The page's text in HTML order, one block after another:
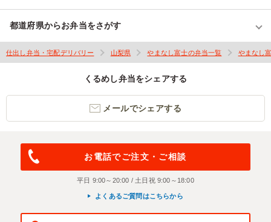
都道府県からお弁当をさがす
仕出し弁当・宅配デリバリー 山梨県 やまなし富士の弁当一覧 やまなし
くるめし弁当をシェアする
メールでシェアする
お電話でご注文・ご相談
平日 9:00～20:00 / 土日祝 9:00～18:00
よくあるご質問はこちらから